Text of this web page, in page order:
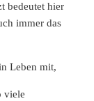
bedeutet hier
immer das
Leben mit,
viele